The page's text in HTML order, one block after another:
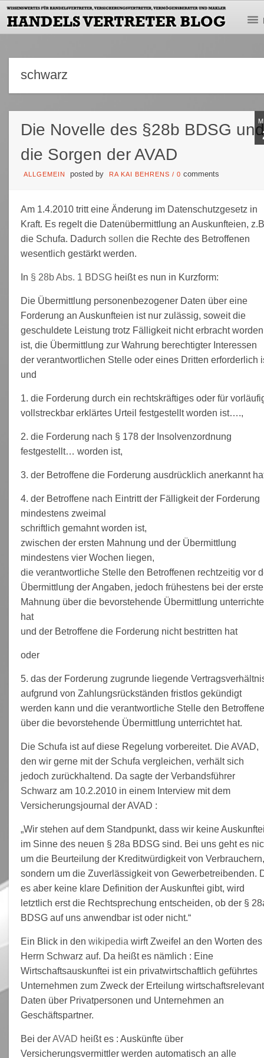
schwarz
Die Novelle des §28b BDSG und
die Sorgen der AVAD
ALLGEMEIN posted by RA KAI BEHRENS / 0 comments
Am 1.4.2010 tritt eine Änderung im Datenschutzgesetz in
Kraft. Es regelt die Datenübermittlung an Auskunfteien,
die Schufa. Dadurch sollen die Rechte des Betroffenen
wesentlich gestärkt werden.
In § 28b Abs. 1 BDSGheißt es nun in Kurzform:
Die Übermittlung personenbezogener Daten über eine
Forderung an Auskunfteien ist nur zulässig, soweit die
geschuldete Leistung trotz Fälligkeit nicht erbracht worden
ist, die Übermittlung zur Wahrung berechtigter Interessen
der verantwortlichen Stelle oder eines Dritten erforderlich
und
1. die Forderung durch ein rechtskräftiges oder für
vollstreckbar erklärtes Urteil festgestellt worden ist….,
2. die Forderung nach § 178 der Insolvenzordnung
festgestellt… worden ist,
3. der Betroffene die Forderung ausdrücklich anerkannt
4. der Betroffene nach Eintritt der Fälligkeit der Forderung
mindestens zweimal
schriftlich gemahnt worden ist,
zwischen der ersten Mahnung und der Übermittlung
mindestens vier Wochen liegen,
die verantwortliche Stelle den Betroffenen rechtzeitig vor
Übermittlung der Angaben, jedoch frühestens bei der
Mahnung über die bevorstehende Übermittlung
hat
und der Betroffene die Forderung nicht bestritten hat
oder
5. das der Forderung zugrunde liegende
aufgrund von Zahlungsrückständen fristlos gekündigt
werden kann und die verantwortliche Stelle den
über die bevorstehende Übermittlung unterrichtet hat.
Die Schufa ist auf diese Regelung vorbereitet. Die AVAD,
den wir gerne mit der Schufa vergleichen, verhält sich
jedoch zurückhaltend. Da sagte der Verbandsführer
Schwarz am 10.2.2010 in einem Interview mit dem
Versicherungsjournal der AVAD :
„Wir stehen auf dem Standpunkt, dass wir keine
im Sinne des neuen § 28a BDSG sind. Bei uns geht es
um die Beurteilung der Kreditwürdigkeit von Verbrauchern,
sondern um die Zuverlässigkeit von Gewerbetreibenden.
es aber keine klare Definition der Auskunftei gibt, wird
letztlich erst die Rechtsprechung entscheiden, ob der §
BDSG auf uns anwendbar ist oder nicht.“
Ein Blick in den wikipedia wirft Zweifel an den Worten des
Herrn Schwarz auf. Da heißt es nämlich : Eine
Wirtschaftsauskunftei ist ein privatwirtschaftlich geführtes
Unternehmen zum Zweck der Erteilung
Daten über Privatpersonen und Unternehmen an
Geschäftspartner.
Bei derAVAD heißt es : Auskünfte über
Versicherungsvermittler werden automatisch an alle